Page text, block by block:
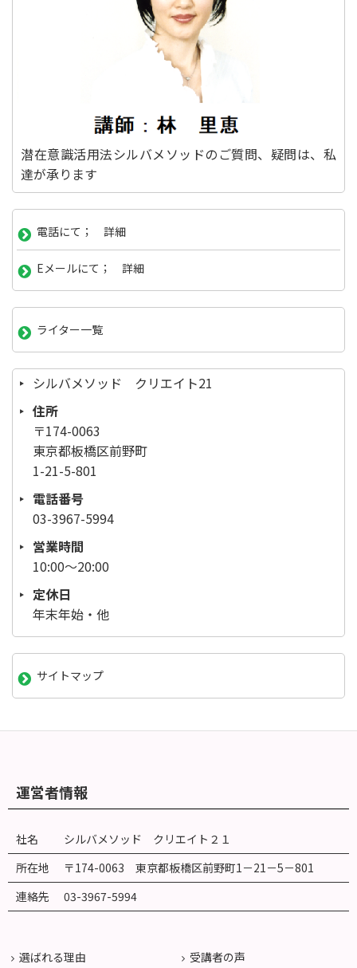
潜在意識活用法シルバメソッドのご質問、疑問は、私
達が承ります
電話にて； 詳細
Eメールにて； 詳細
ライター一覧
シルバメソッド クリエイト21
住所
〒174-0063
東京都板橋区前野町
1-21-5-801
電話番号
03-3967-5994
営業時間
10:00～20:00
定休日
年末年始・他
サイトマップ
運営者情報
社名
シルバメソッド クリエイト２１
所在地
〒174-0063 東京都板橋区前野町1－21－5－801
連絡先
03-3967-5994
選ばれる理由 受講者の声